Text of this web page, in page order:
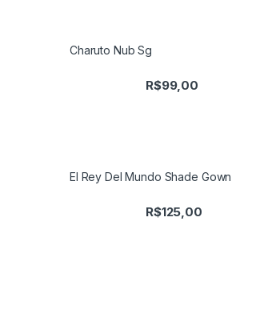
Charuto Nub Sg
R$99,00
El Rey Del Mundo Shade Gown
R$125,00